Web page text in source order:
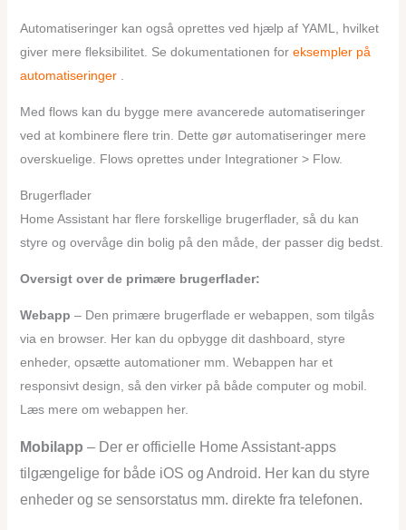
Automatiseringer kan også oprettes ved hjælp af YAML, hvilket
giver mere fleksibilitet. Se dokumentationen for eksempler på
automatiseringer
Med flows kan du bygge mere avancerede automatiseringer
ved at kombinere flere trin. Dette gør automatiseringer mere
overskuelige. Flows oprettes under Integrationer > Flow.
Brugerflader
Home Assistant har flere forskellige brugerflader, så du kan
styre og overvåge din bolig på den måde, der passer dig bedst.
Oversigt over de primære brugerflader:
Webapp – Den primære brugerflade er webappen, som tilgås
via en browser. Her kan du opbygge dit dashboard, styre
enheder, opsætte automationer mm. Webappen har et
responsivt design, så den virker på både computer og mobil.
Læs mere om webappen her.
Mobilapp – Der er officielle Home Assistant-apps
tilgængelige for både iOS og Android. Her kan du styre
enheder og se sensorstatus mm. direkte fra telefonen.